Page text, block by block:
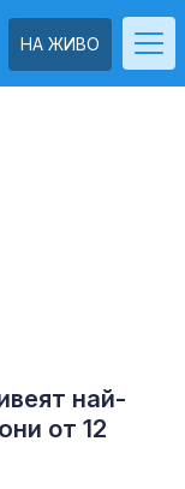
НА ЖИВО
най-
от 12